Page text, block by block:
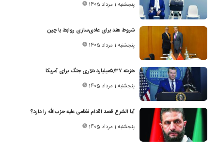
پنجشنبه 1 مرداد 1405
شروط هند برای عادی‌سازی روابط با چین
پنجشنبه 1 مرداد 1405
هزینه ۵/۳۷‌میلیارد دلاری جنگ برای آمریکا
پنجشنبه 1 مرداد 1405
آیا الشرع قصد اقدام نظامی علیه حزب‌الله را دارد؟
پنجشنبه 1 مرداد 1405